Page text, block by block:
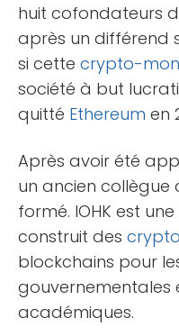
huit cofondateurs
après un différend
si cette crypto-
société à but
quitté Ethereum en
Après avoir été
un ancien collègue
formé. IOHK est
construit des
blockchains pour
gouvernementales
académiques.